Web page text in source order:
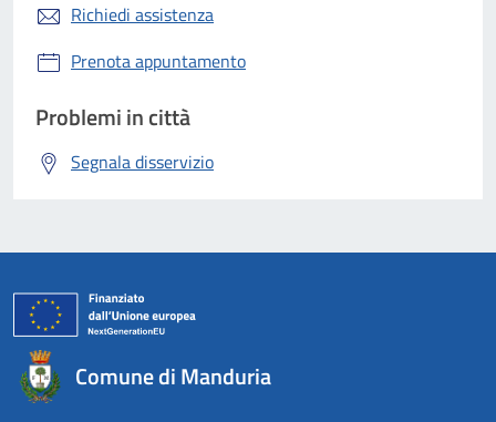
Richiedi assistenza
Prenota appuntamento
Problemi in città
Segnala disservizio
Comune di Manduria